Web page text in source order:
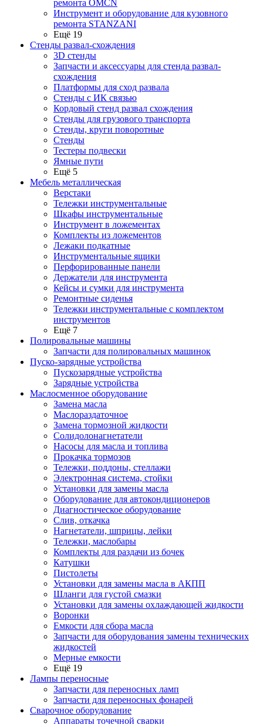
ремонта OMCN
Инструмент и оборудование для кузовного
ремонта STANZANI
Ещё 19
Стенды развал-схождения
3D стенды
Запчасти и аксессуары для стенда развал-
схождения
Платформы для сход развала
Стенды с ИК связью
Кордовый стенд развал схождения
Стенды для грузового транспорта
Стенды, круги поворотные
Стенды
Тестеры подвески
Ямные пути
Ещё 5
Мебель металлическая
Верстаки
Тележки инструментальные
Шкафы инструментальные
Инструмент в ложементах
Комплекты из ложементов
Лежаки подкатные
Инструментальные ящики
Перфорированные панели
Держатели для инструмента
Кейсы и сумки для инструмента
Ремонтные сиденья
Тележки инструментальные с комплектом
инструментов
Ещё 7
Полировальные машины
Запчасти для полировальных машинок
Пуско-зарядные устройства
Пускозарядные устройства
Зарядные устройства
Маслосменное оборудование
Замена масла
Маслораздаточное
Замена тормозной жидкости
Солидолонагнетатели
Насосы для масла и топлива
Прокачка тормозов
Тележки, поддоны, стеллажи
Электронная система, стойки
Установки для замены масла
Оборудование для автокондиционеров
Диагностическое оборудование
Слив, откачка
Нагнетатели, шприцы, лейки
Тележки, маслобары
Комплекты для раздачи из бочек
Катушки
Пистолеты
Установки для замены масла в АКПП
Шланги для густой смазки
Установки для замены охлаждающей жидкости
Воронки
Емкости для сбора масла
Запчасти для оборудования замены технических
жидкостей
Мерные емкости
Ещё 19
Лампы переносные
Запчасти для переносных ламп
Запчасти для переносных фонарей
Сварочное оборудование
Аппараты точечной сварки